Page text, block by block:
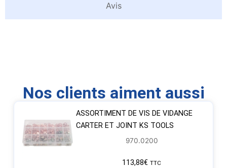
Avis
Nos clients aiment aussi
ASSORTIMENT DE VIS DE VIDANGE
CARTER ET JOINT KS TOOLS
970.0200
113,88€ TTC